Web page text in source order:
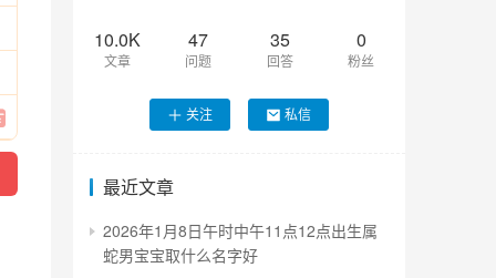
10.0K
文章
47
问题
35
回答
0
粉丝
关注 私信
最近文章
2026年1月8日午时中午11点12点出生属
蛇男宝宝取什么名字好